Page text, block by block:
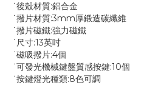
˙後殼材質:鋁合金
˙撥片材質:3mm厚鍛造碳纖維
˙撥片磁鐵:強力磁鐵
˙尺寸:13英吋
˙磁吸撥片:4個
˙可發光機械鍵盤質感按鍵:10個
˙按鍵燈光種類:8色可調